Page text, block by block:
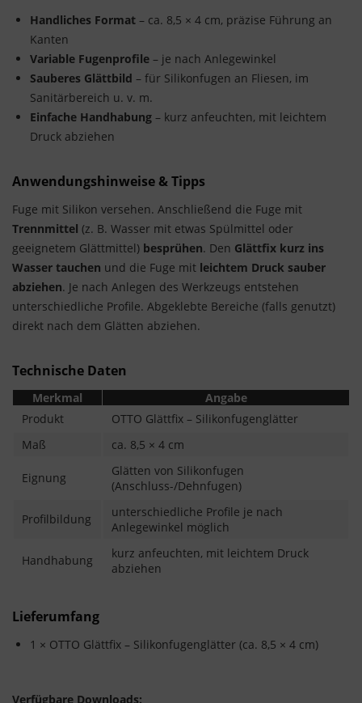
Handliches Format – ca. 8,5 × 4 cm, präzise Führung an
Kanten
Variable Fugenprofile – je nach Anlegewinkel
Sauberes Glättbild – für Silikonfugen an Fliesen, im
Sanitärbereich u. v. m.
Einfache Handhabung – kurz anfeuchten, mit leichtem
Druck abziehen
Anwendungshinweise & Tipps
Fuge mit Silikon versehen. Anschließend die Fuge mit
Trennmittel (z. B. Wasser mit etwas Spülmittel oder
geeignetem Glättmittel) besprühen. Den Glättfix kurz ins
Wasser tauchen und die Fuge mit leichtem Druck sauber
abziehen. Je nach Anlegen des Werkzeugs entstehen
unterschiedliche Profile. Abgeklebte Bereiche (falls genutzt)
direkt nach dem Glätten abziehen.
Technische Daten
Merkmal
Angabe
Produkt
OTTO Glättfix – Silikonfugenglätter
Maß
ca. 8,5 × 4 cm
Eignung
Glätten von Silikonfugen
(Anschluss-/Dehnfugen)
Profilbildung
unterschiedliche Profile je nach
Anlegewinkel möglich
Handhabung
kurz anfeuchten, mit leichtem Druck
abziehen
Lieferumfang
1 × OTTO Glättfix – Silikonfugenglätter (ca. 8,5 × 4 cm)
Verfügbare Downloads: